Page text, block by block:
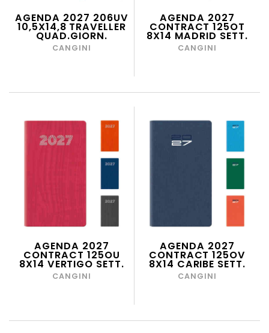
AGENDA 2027 206UV
10,5X14,8 TRAVELLER
QUAD.GIORN.
CANGINI
AGENDA 2027
CONTRACT 125OT
8X14 MADRID SETT.
CANGINI
AGENDA 2027
CONTRACT 125OU
8X14 VERTIGO SETT.
CANGINI
AGENDA 2027
CONTRACT 125OV
8X14 CARIBE SETT.
CANGINI